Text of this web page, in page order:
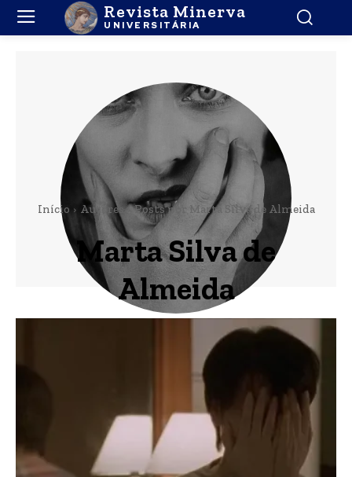
Revista Minerva
UNIVERSITÁRIA
Início Autores Posts por Marta Silva de Almeida
Marta Silva de
Almeida